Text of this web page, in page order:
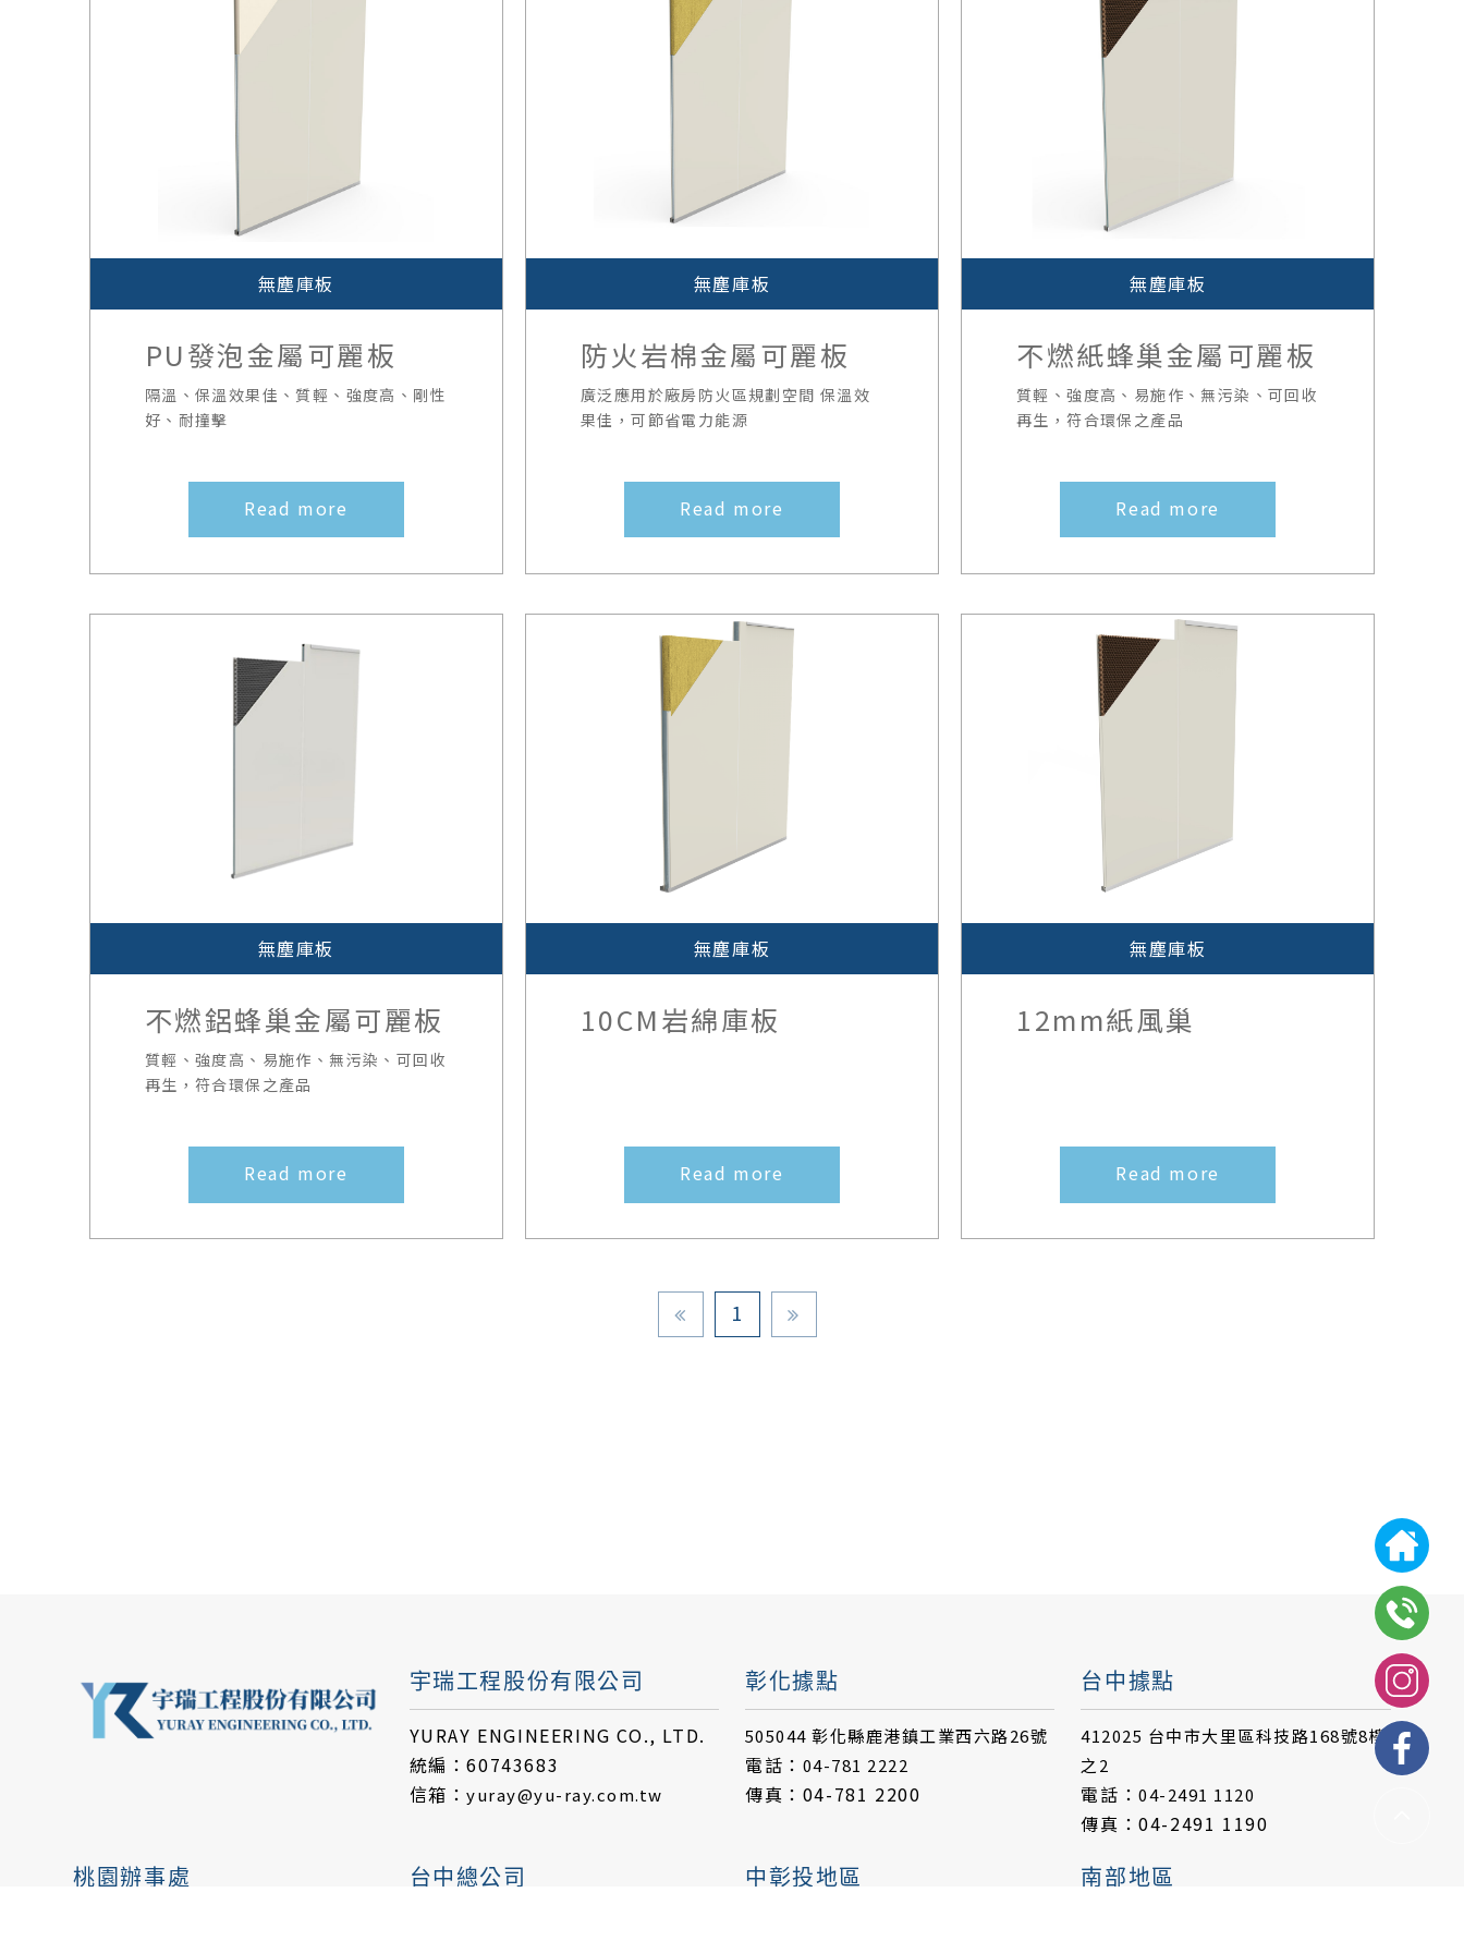
無塵庫板
PU發泡金屬可麗板
隔溫、保溫效果佳、質輕、強度高、剛性
好、耐撞擊
Read more
無塵庫板
防火岩棉金屬可麗板
廣泛應用於廠房防火區規劃空間 保溫效
果佳，可節省電力能源
Read more
無塵庫板
不燃紙蜂巢金屬可麗板
質輕、強度高、易施作、無污染、可回收
再生，符合環保之產品
Read more
無塵庫板
不燃鋁蜂巢金屬可麗板
質輕、強度高、易施作、無污染、可回收
再生，符合環保之產品
Read more
無塵庫板
10CM岩綿庫板
Read more
無塵庫板
12mm紙風巢
Read more
1
宇瑞工程股份有限公司
YURAY ENGINEERING CO., LTD.
統編：60743683
信箱：yuray@yu-ray.com.tw
彰化據點
505044 彰化縣鹿港鎮工業西六路26號
電話： 04-781 2222
傳真：04-781 2200
台中據點
412025 台中市大里區科技路168號8樓
之2
電話：04-2491 1120
傳真：04-2491 1190
桃園辦事處 台中總公司 中彰投地區 南部地區